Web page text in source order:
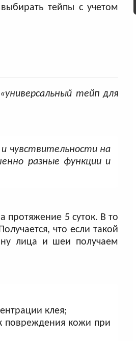
тейпы с учетом
«универсальный тейп для
чувствительности на
разные функции и
протяжение 5 суток. В то
что если такой
лица и шеи получаем
клея;
повреждения кожи при